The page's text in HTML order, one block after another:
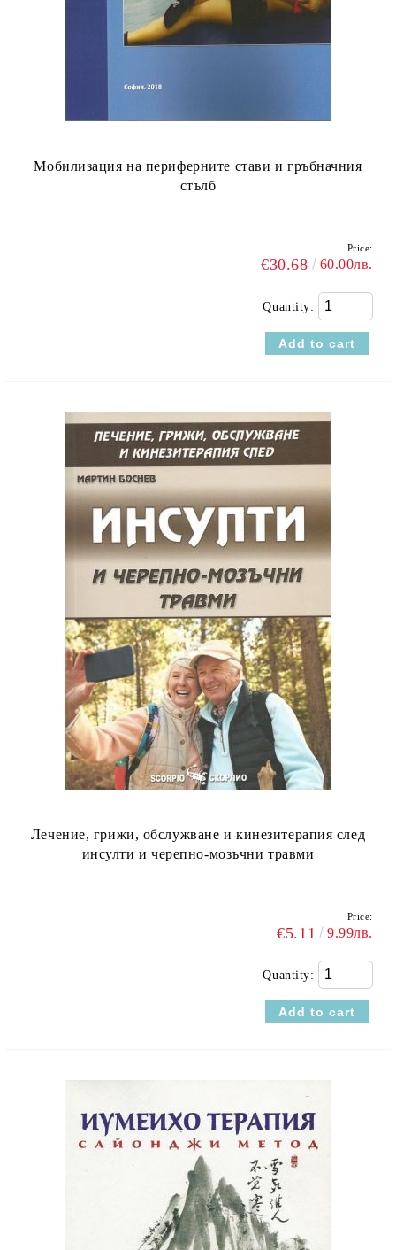
Мобилизация на периферните стави и гръбначния
стълб
Price:
€30.68 60.00лв.
Quantity:
Лечение, грижи, обслужване и кинезитерапия след
инсулти и черепно-мозъчни травми
Price:
€5.11 9.99лв.
Quantity: